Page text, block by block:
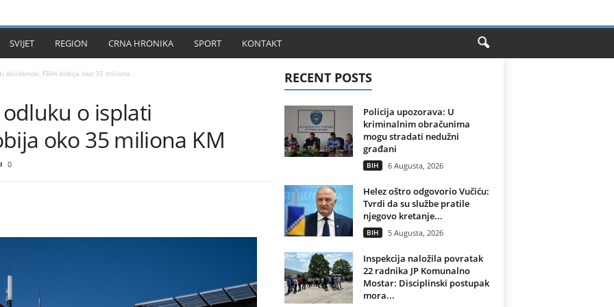
SVIJET REGION CRNA HRONIKA SPORT KONTAKT
dividende: FBiH dobija oko 35 miliona...
o isplati
oko 35 miliona KM
0
RECENT POSTS
Policija upozorava: U
kriminalnim obračunima
mogu stradati nedužni
građani
BIH 6 Augusta, 2026
Helez oštro odgovorio Vučiću:
Tvrdi da su službe pratile
njegovo kretanje...
BIH 5 Augusta, 2026
Inspekcija naložila povratak
22 radnika JP Komunalno
Mostar: Disciplinski postupak
mora...